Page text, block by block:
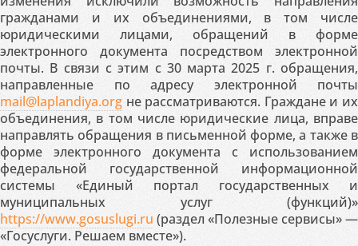
гражданами и их объединениями, в том числе
юридическими лицами, обращений в форме
электронного документа посредством электронной
почты. В связи с этим с 30 марта 2025 г. обращения,
направленные по адресу электронной почты
mail@laplandiya.org не рассматриваются. Граждане и их
объединения, в том числе юридические лица, вправе
направлять обращения в письменной форме, а также в
форме электронного документа с использованием
федеральной государственной информационной
системы «Единый портал государственных и
муниципальных услуг (функций)»
https://www.gosuslugi.ru (раздел «Полезные сервисы» —
«Госуслуги. Решаем вместе»).